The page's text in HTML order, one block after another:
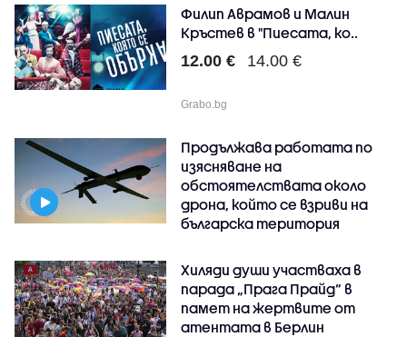
Филип Аврамов и Малин
Кръстев в "Пиесата, ко..
12.00 € 14.00 €
Grabo.bg
Продължава работата по
изясняване на
обстоятелствата около
дрона, който се взриви на
българска територия
Хиляди души участваха в
парада „Прага Прайд“ в
памет на жертвите от
атентата в Берлин